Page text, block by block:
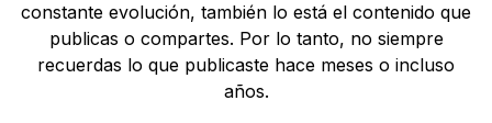
constante evolución, también lo está el contenido que
publicas o compartes. Por lo tanto, no siempre
recuerdas lo que publicaste hace meses o incluso
años.